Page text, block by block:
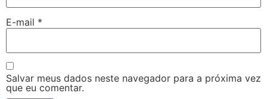
E-mail *
Salvar meus dados neste navegador para a próxima vez
que eu comentar.